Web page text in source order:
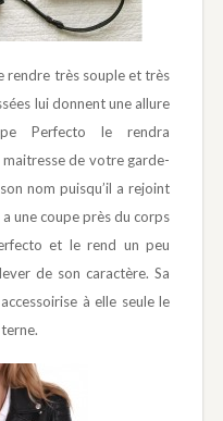
rendre très souple et très
lui donnent une allure
Perfecto le rendra
de votre garde-
nom puisqu’il a rejoint
une coupe près du corps
et le rend un peu
de son caractère. Sa
à elle seule le